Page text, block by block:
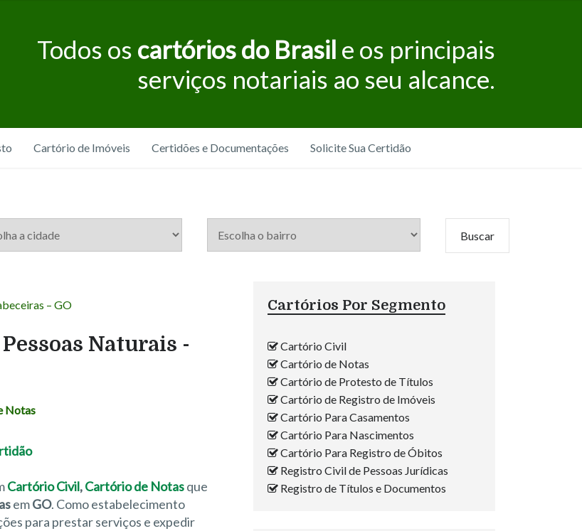
Todos os cartórios do Brasil e os principais
serviços notariais ao seu alcance.
Cartório de Imóveis Certidões e Documentações Solicite Sua Certidão
– GO
Naturais -
Notas
Cartório Civil,Cartório de Notasque
emGO. Como estabelecimento
para prestar serviços e expedir
Cartórios Por Segmento
Cartório Civil
Cartório de Notas
Cartório de Protesto de Títulos
Cartório de Registro de Imóveis
Cartório Para Casamentos
Cartório Para Nascimentos
Cartório Para Registro de Óbitos
Registro Civil de Pessoas Jurídicas
Registro de Títulos e Documentos